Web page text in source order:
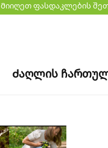
Მიიღეთ ფასდაკლების
Ძაღლის